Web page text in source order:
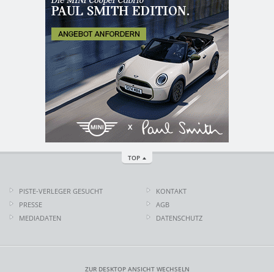
TOP
PISTE-VERLEGER GESUCHT
PRESSE
MEDIADATEN
KONTAKT
AGB
DATENSCHUTZ
ZUR DESKTOP ANSICHT WECHSELN